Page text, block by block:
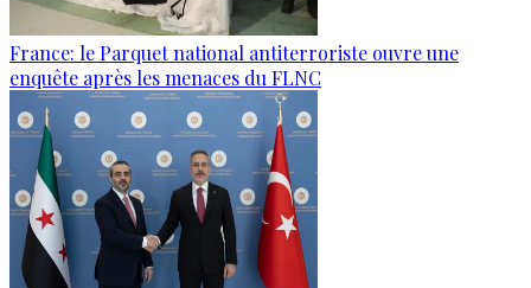
France: le Parquet national antiterroriste ouvre une
enquête après les menaces du FLNC